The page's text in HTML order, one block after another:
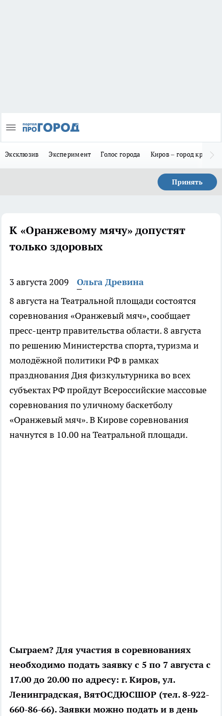
Эксклюзив Эксперимент Голос города Киров – город
Принять
К «Оранжевому мячу» допустят
только здоровых
3 августа 2009
Ольга Древина
8 августа на Театральной площади состоятся
соревнования «Оранжевый мяч», сообщает
пресс-центр правительства области. 8 августа
по решению Министерства спорта, туризма и
молодёжной политики РФ в рамках
празднования Дня физкультурника во всех
субъектах РФ пройдут Всероссийские массовые
соревнования по уличному баскетболу
«Оранжевый мяч». В Кирове соревнования
начнутся в 10.00 на Театральной площади.
Сыграем? Для участия в соревнованиях
необходимо подать заявку с 5 по 7 августа с
17.00 до 20.00 по адресу: г. Киров, ул.
Ленинградская, ВятОСДЮСШОР (тел. 8-922-
660-86-66). Заявки можно подать и в день